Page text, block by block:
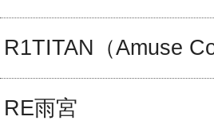
R1TITAN（Amuse
RE雨宮